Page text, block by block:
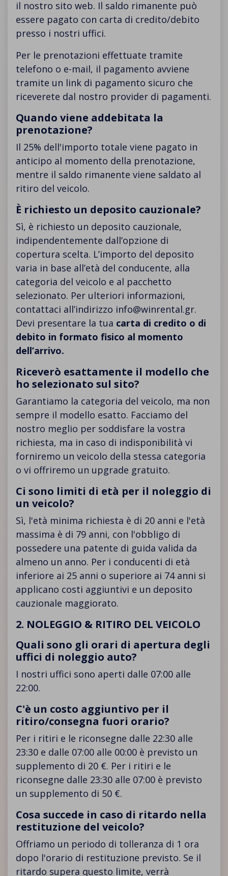
il nostro sito web. Il saldo rimanente può
essere pagato con carta di credito/debito
presso i nostri uffici.
Per le prenotazioni effettuate tramite
telefono o e-mail, il pagamento avviene
tramite un link di pagamento sicuro che
riceverete dal nostro provider di pagamenti.
Quando viene addebitata la
prenotazione?
Il 25% dell'importo totale viene pagato in
anticipo al momento della prenotazione,
mentre il saldo rimanente viene saldato al
ritiro del veicolo.
È richiesto un deposito cauzionale?
Sì, è richiesto un deposito cauzionale,
indipendentemente dall’opzione di
copertura scelta. L’importo del deposito
varia in base all’età del conducente, alla
categoria del veicolo e al pacchetto
selezionato. Per ulteriori informazioni,
contattaci all’indirizzo info@winrental.gr.
Devi presentare la tua carta di credito o di
debito in formato fisico al momento
dell’arrivo.
Riceverò esattamente il modello che
ho selezionato sul sito?
Garantiamo la categoria del veicolo, ma non
sempre il modello esatto. Facciamo del
nostro meglio per soddisfare la vostra
richiesta, ma in caso di indisponibilità vi
forniremo un veicolo della stessa categoria
o vi offriremo un upgrade gratuito.
Ci sono limiti di età per il noleggio di
un veicolo?
Sì, l'età minima richiesta è di 20 anni e l'età
massima è di 79 anni, con l'obbligo di
possedere una patente di guida valida da
almeno un anno. Per i conducenti di età
inferiore ai 25 anni o superiore ai 74 anni si
applicano costi aggiuntivi e un deposito
cauzionale maggiorato.
2. NOLEGGIO & RITIRO DEL VEICOLO
Quali sono gli orari di apertura degli
uffici di noleggio auto?
I nostri uffici sono aperti dalle 07:00 alle
22:00.
C'è un costo aggiuntivo per il
ritiro/consegna fuori orario?
Per i ritiri e le riconsegne dalle 22:30 alle
23:30 e dalle 07:00 alle 00:00 è previsto un
supplemento di 20 €. Per i ritiri e le
riconsegne dalle 23:30 alle 07:00 è previsto
un supplemento di 50 €.
Cosa succede in caso di ritardo nella
restituzione del veicolo?
Offriamo un periodo di tolleranza di 1 ora
dopo l'orario di restituzione previsto. Se il
ritardo supera questo limite, verrà